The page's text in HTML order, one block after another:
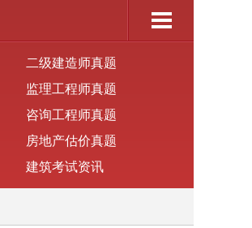
二级建造师真题
监理工程师真题
咨询工程师真题
房地产估价真题
建筑考试资讯